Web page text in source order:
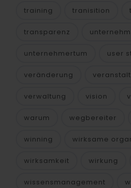
training tranisition
transparenz
unternehmertum user
veränderung
verwaltung vision
warum wegbereiter
winning wirksame
wirksamkeit wirkung
wissensmanagement